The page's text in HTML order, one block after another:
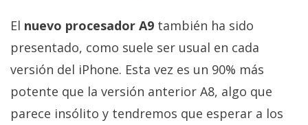
El nuevo procesador A9 también ha sido
presentado, como suele ser usual en cada
versión del iPhone. Esta vez es un 90% más
potente que la versión anterior A8, algo que
parece insólito y tendremos que esperar a los